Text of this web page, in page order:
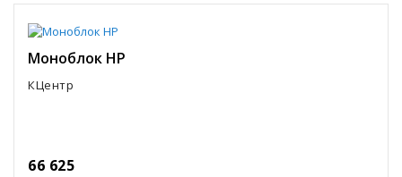
Моноблок HP
КЦентр
66 625